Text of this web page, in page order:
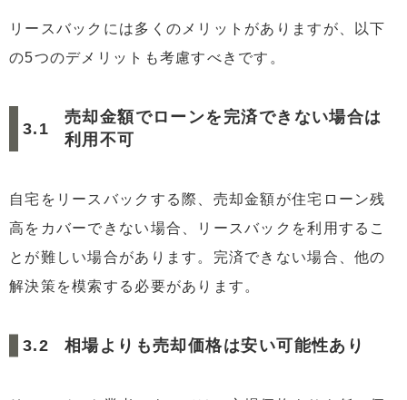
リースバックには多くのメリットがありますが、以下
の5つのデメリットも考慮すべきです。
売却金額でローンを完済できない場合は
利用不可
自宅をリースバックする際、売却金額が住宅ローン残
高をカバーできない場合、リースバックを利用するこ
とが難しい場合があります。完済できない場合、他の
解決策を模索する必要があります。
相場よりも売却価格は安い可能性あり